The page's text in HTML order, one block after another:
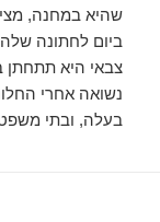
שהיא במחנה,
ביום לחתונה
צבאי היא תתחתן
נשואה אחרי
בעלה, ובתי משפט